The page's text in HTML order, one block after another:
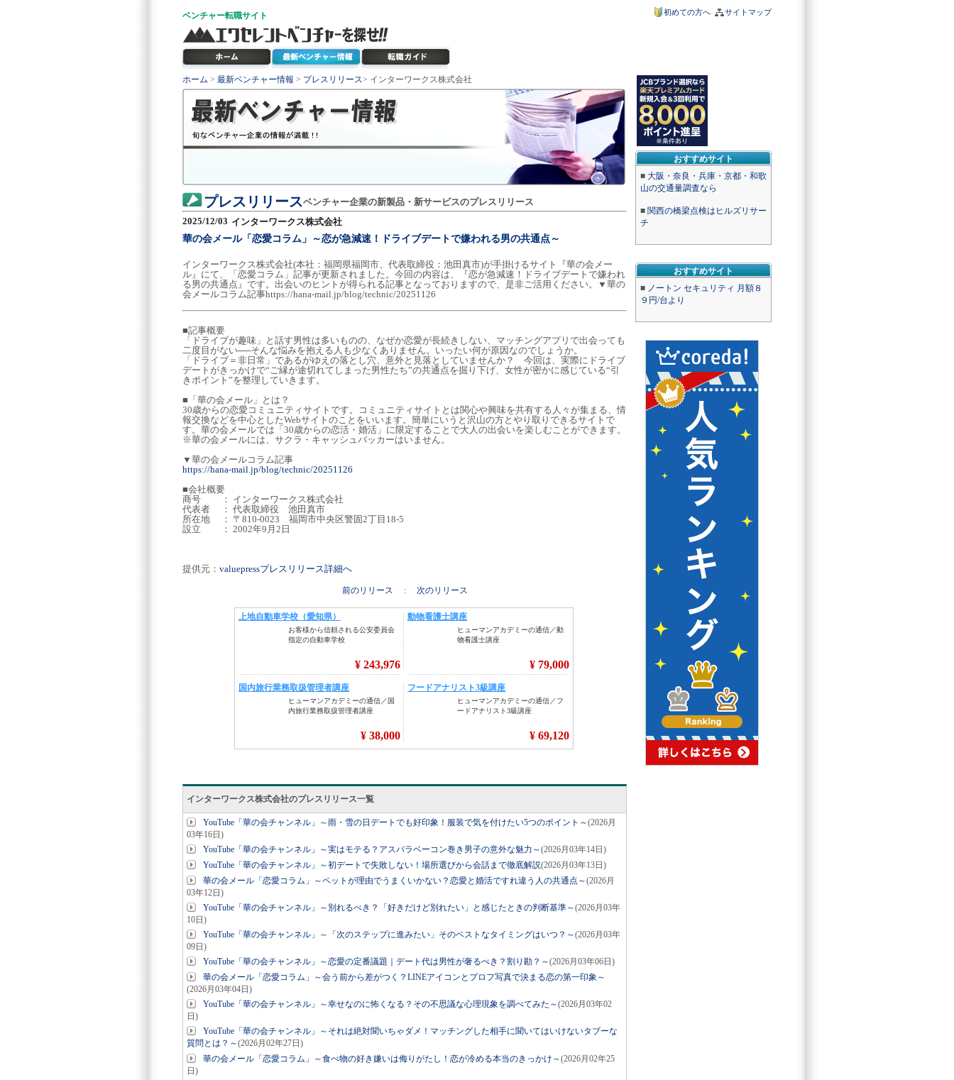
ベンチャー転職サイト サイトマップ
初めての方へ
おすすめサイト
■ 大阪・奈良・兵庫・京都・和歌
山の交通量調査なら
■ 関西の橋梁点検はヒルズリサー
チ
おすすめサイト
■ ノートン セキュリティ 月額８
９円/台より
ホーム > 最新ベンチャー情報 > プレスリリース> インターワークス株式会社
プレスリリースベンチャー企業の新製品・新サービスのプレスリリース
2025/12/03 インターワークス株式会社
華の会メール「恋愛コラム」～恋が急減速！ドライブデートで嫌われる男の共通点～
インターワークス株式会社(本社：福岡県福岡市、代表取締役：池田真市)が手掛けるサイト『華の会メー
ル』にて、「恋愛コラム」記事が更新されました。今回の内容は、『恋が急減速！ドライブデートで嫌われ
る男の共通点』です。出会いのヒントが得られる記事となっておりますので、是非ご活用ください。▼華の
会メールコラム記事https://hana-mail.jp/blog/technic/20251126
■記事概要
「ドライブが趣味」と話す男性は多いものの、なぜか恋愛が長続きしない、マッチングアプリで出会っても
二度目がない──そんな悩みを抱える人も少なくありません。いったい何が原因なのでしょうか。
「ドライブ＝非日常」であるがゆえの落とし穴、意外と見落としていませんか？ 今回は、実際にドライブ
デートがきっかけで“ご縁が途切れてしまった男性たち”の共通点を掘り下げ、女性が密かに感じている“引
きポイント”を整理していきます。
■「華の会メール」とは？
30歳からの恋愛コミュニティサイトです。コミュニティサイトとは関心や興味を共有する人々が集まる、情
報交換などを中心としたWebサイトのことをいいます。簡単にいうと沢山の方とやり取りできるサイトで
す。華の会メールでは「30歳からの恋活・婚活」に限定することで大人の出会いを楽しむことができます。
※華の会メールには、サクラ・キャッシュバッカーはいません。
▼華の会メールコラム記事
https://hana-mail.jp/blog/technic/20251126
■会社概要
商号 ： インターワークス株式会社
代表者 ： 代表取締役 池田真市
所在地 ： 〒810-0023 福岡市中央区警固2丁目18-5
設立 ： 2002年9月2日
提供元： valuepressプレスリリース詳細へ
前のリリース : 次のリリース
インターワークス株式会社のプレスリリース一覧
YouTube「華の会チャンネル」～雨・雪の日デートでも好印象！服装で気を付けたい5つのポイント～(2026月
03年16日)
YouTube「華の会チャンネル」～実はモテる？アスパラベーコン巻き男子の意外な魅力～(2026月03年14日)
YouTube「華の会チャンネル」～初デートで失敗しない！場所選びから会話まで徹底解説(2026月03年13日)
華の会メール「恋愛コラム」～ペットが理由でうまくいかない？恋愛と婚活ですれ違う人の共通点～(2026月
03年12日)
YouTube「華の会チャンネル」～別れるべき？「好きだけど別れたい」と感じたときの判断基準～(2026月03年
10日)
YouTube「華の会チャンネル」～「次のステップに進みたい」そのベストなタイミングはいつ？～(2026月03年
09日)
YouTube「華の会チャンネル」～恋愛の定番議題｜デート代は男性が奢るべき？割り勘？～(2026月03年06日)
華の会メール「恋愛コラム」～会う前から差がつく？LINEアイコンとプロフ写真で決まる恋の第一印象～
(2026月03年04日)
YouTube「華の会チャンネル」～幸せなのに怖くなる？その不思議な心理現象を調べてみた～(2026月03年02
日)
YouTube「華の会チャンネル」～それは絶対聞いちゃダメ！マッチングした相手に聞いてはいけないタブーな
質問とは？～(2026月02年27日)
華の会メール「恋愛コラム」～食べ物の好き嫌いは侮りがたし！恋が冷める本当のきっかけ～(2026月02年25
日)